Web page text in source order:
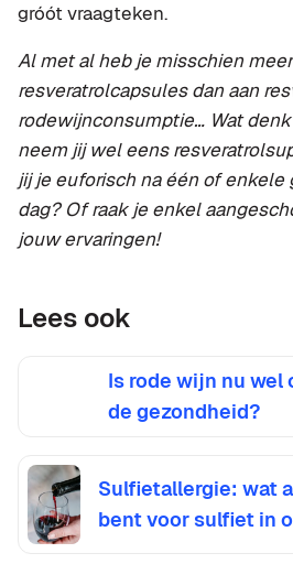
gróót vraagteken.
Al met al heb je misschien
resveratrolcapsules dan aan
rodewijnconsumptie… Wat
neem jij wel eens
jij je euforisch na één of enkele
dag? Of raak je enkel
jouw ervaringen!
Lees ook
Is rode wijn nu wel
de gezondheid?
Sulfietallergie: wat
bent voor sulfiet in